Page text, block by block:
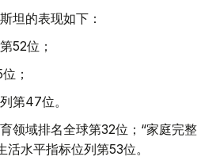
坦的表现如下：
52位；
；
第47位。
领域排名全球第32位；“家庭完整
水平指标位列第53位。